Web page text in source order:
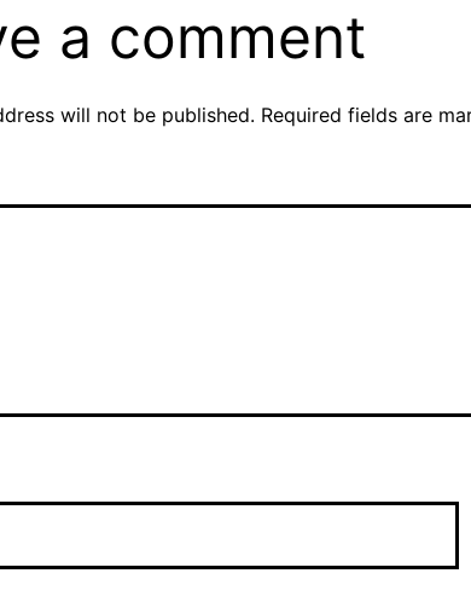
a comment
will not be published. Required fields are